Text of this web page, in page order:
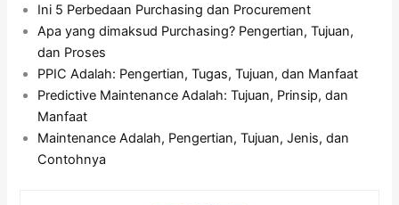
Ini 5 Perbedaan Purchasing dan Procurement
Apa yang dimaksud Purchasing? Pengertian, Tujuan,
dan Proses
PPIC Adalah: Pengertian, Tugas, Tujuan, dan Manfaat
Predictive Maintenance Adalah: Tujuan, Prinsip, dan
Manfaat
Maintenance Adalah, Pengertian, Tujuan, Jenis, dan
Contohnya